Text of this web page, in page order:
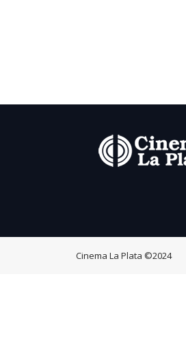
Cinema La Plata ©2024